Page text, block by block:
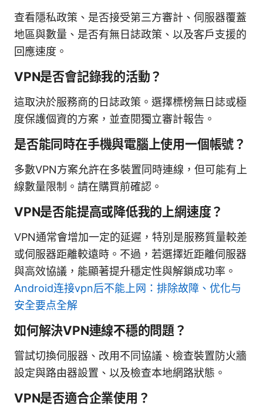
查看隱私政策、是否接受第三方審計、伺服器覆蓋
地區與數量、是否有無日誌政策、以及客戶支援的
回應速度。
VPN是否會記錄我的活動？
這取決於服務商的日誌政策。選擇標榜無日誌或極
度保護個資的方案，並查閱獨立審計報告。
是否能同時在手機與電腦上使用一個帳號？
多數VPN方案允許在多裝置同時連線，但可能有上
線數量限制。請在購買前確認。
VPN是否能提高或降低我的上網速度？
VPN通常會增加一定的延遲，特別是服務質量較差
或伺服器距離較遠時。不過，若選擇近距離伺服器
與高效協議，能顯著提升穩定性與解鎖成功率。
Android连接vpn后不能上网：排除故障、优化与
安全要点全解
如何解決VPN連線不穩的問題？
嘗試切換伺服器、改用不同協議、檢查裝置防火牆
設定與路由器設置、以及檢查本地網路狀態。
VPN是否適合企業使用？